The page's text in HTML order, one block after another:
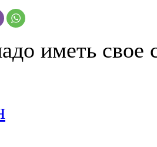
иметь свое